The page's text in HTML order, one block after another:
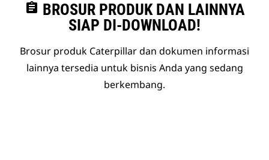
assignment BROSUR PRODUK DAN LAINNYA
SIAP DI-DOWNLOAD!
Brosur produk Caterpillar dan dokumen informasi
lainnya tersedia untuk bisnis Anda yang sedang
berkembang.